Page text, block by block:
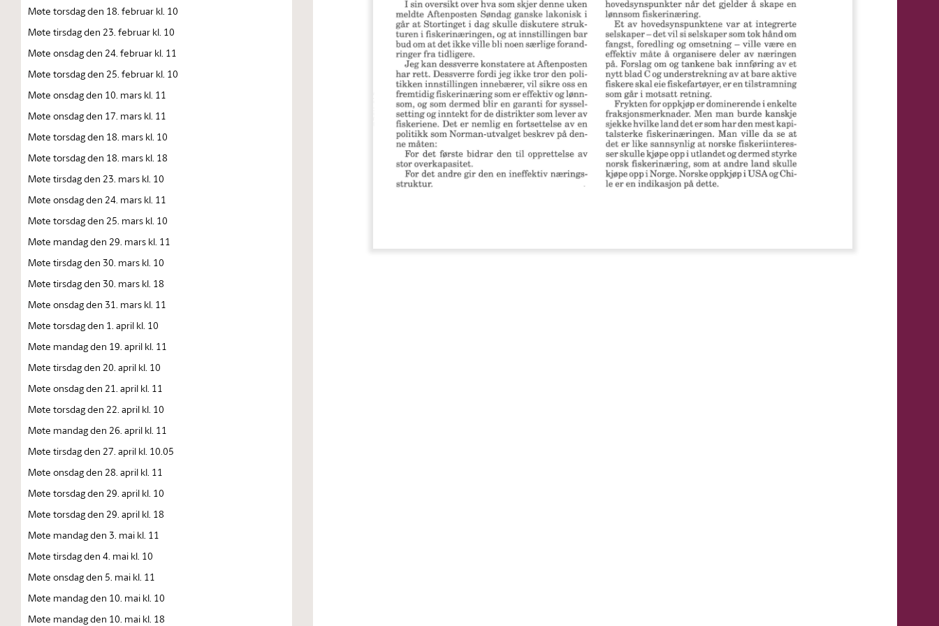
Møte torsdag den 18. februar kl. 10
Møte tirsdag den 23. februar kl. 10
Møte onsdag den 24. februar kl. 11
Møte torsdag den 25. februar kl. 10
Møte onsdag den 10. mars kl. 11
Møte onsdag den 17. mars kl. 11
Møte torsdag den 18. mars kl. 10
Møte torsdag den 18. mars kl. 18
Møte tirsdag den 23. mars kl. 10
Møte onsdag den 24. mars kl. 11
Møte torsdag den 25. mars kl. 10
Møte mandag den 29. mars kl. 11
Møte tirsdag den 30. mars kl. 10
Møte tirsdag den 30. mars kl. 18
Møte onsdag den 31. mars kl. 11
Møte torsdag den 1. april kl. 10
Møte mandag den 19. april kl. 11
Møte tirsdag den 20. april kl. 10
Møte onsdag den 21. april kl. 11
Møte torsdag den 22. april kl. 10
Møte mandag den 26. april kl. 11
Møte tirsdag den 27. april kl. 10.05
Møte onsdag den 28. april kl. 11
Møte torsdag den 29. april kl. 10
Møte torsdag den 29. april kl. 18
Møte mandag den 3. mai kl. 11
Møte tirsdag den 4. mai kl. 10
Møte onsdag den 5. mai kl. 11
Møte mandag den 10. mai kl. 10
Møte mandag den 10. mai kl. 18